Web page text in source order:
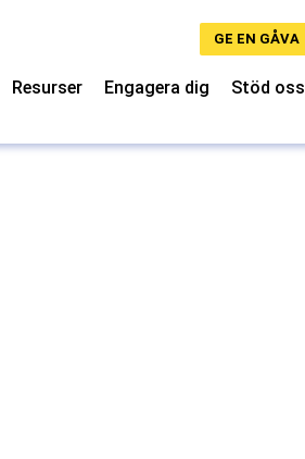
GE EN GÅVA
Resurser Engagera dig Stöd oss